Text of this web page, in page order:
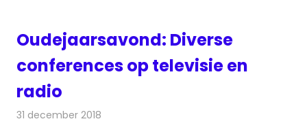
Oudejaarsavond: Diverse
conferences op televisie en
radio
31 december 2018